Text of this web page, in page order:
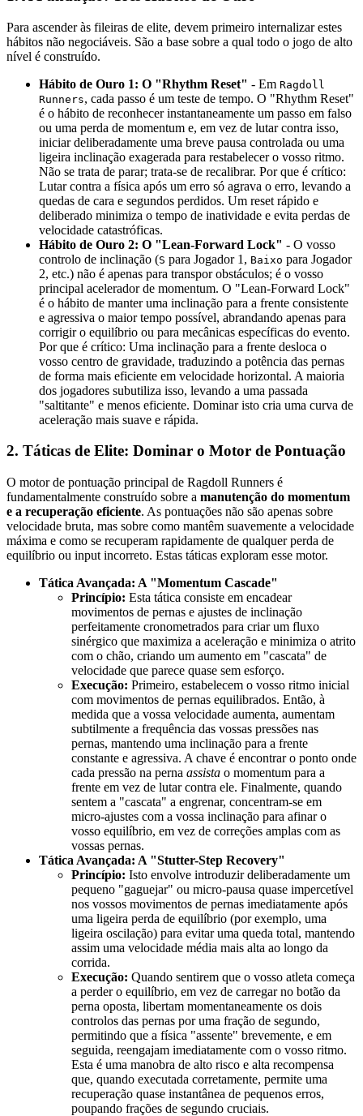
Para ascender às fileiras de elite, devem primeiro internalizar estes
hábitos não negociáveis. São a base sobre a qual todo o jogo de alto
nível é construído.
Hábito de Ouro 1: O "Rhythm Reset" - Em Ragdoll
Runners, cada passo é um teste de tempo. O "Rhythm Reset"
é o hábito de reconhecer instantaneamente um passo em falso
ou uma perda de momentum e, em vez de lutar contra isso,
iniciar deliberadamente uma breve pausa controlada ou uma
ligeira inclinação exagerada para restabelecer o vosso ritmo.
Não se trata de parar; trata-se de recalibrar. Por que é crítico:
Lutar contra a física após um erro só agrava o erro, levando a
quedas de cara e segundos perdidos. Um reset rápido e
deliberado minimiza o tempo de inatividade e evita perdas de
velocidade catastróficas.
Hábito de Ouro 2: O "Lean-Forward Lock" - O vosso
controlo de inclinação (S para Jogador 1, Baixo para Jogador
2, etc.) não é apenas para transpor obstáculos; é o vosso
principal acelerador de momentum. O "Lean-Forward Lock"
é o hábito de manter uma inclinação para a frente consistente
e agressiva o maior tempo possível, abrandando apenas para
corrigir o equilíbrio ou para mecânicas específicas do evento.
Por que é crítico: Uma inclinação para a frente desloca o
vosso centro de gravidade, traduzindo a potência das pernas
de forma mais eficiente em velocidade horizontal. A maioria
dos jogadores subutiliza isso, levando a uma passada
"saltitante" e menos eficiente. Dominar isto cria uma curva de
aceleração mais suave e rápida.
2. Táticas de Elite: Dominar o Motor de Pontuação
O motor de pontuação principal de Ragdoll Runners é
fundamentalmente construído sobre a manutenção do momentum
e a recuperação eficiente. As pontuações não são apenas sobre
velocidade bruta, mas sobre como mantêm suavemente a velocidade
máxima e como se recuperam rapidamente de qualquer perda de
equilíbrio ou input incorreto. Estas táticas exploram esse motor.
Tática Avançada: A "Momentum Cascade"
Princípio: Esta tática consiste em encadear
movimentos de pernas e ajustes de inclinação
perfeitamente cronometrados para criar um fluxo
sinérgico que maximiza a aceleração e minimiza o atrito
com o chão, criando um aumento em "cascata" de
velocidade que parece quase sem esforço.
Execução: Primeiro, estabelecem o vosso ritmo inicial
com movimentos de pernas equilibrados. Então, à
medida que a vossa velocidade aumenta, aumentam
subtilmente a frequência das vossas pressões nas
pernas, mantendo uma inclinação para a frente
constante e agressiva. A chave é encontrar o ponto onde
cada pressão na perna assista o momentum para a
frente em vez de lutar contra ele. Finalmente, quando
sentem a "cascata" a engrenar, concentram-se em
micro-ajustes com a vossa inclinação para afinar o
vosso equilíbrio, em vez de correções amplas com as
vossas pernas.
Tática Avançada: A "Stutter-Step Recovery"
Princípio: Isto envolve introduzir deliberadamente um
pequeno "gaguejar" ou micro-pausa quase impercetível
nos vossos movimentos de pernas imediatamente após
uma ligeira perda de equilíbrio (por exemplo, uma
ligeira oscilação) para evitar uma queda total, mantendo
assim uma velocidade média mais alta ao longo da
corrida.
Execução: Quando sentirem que o vosso atleta começa
a perder o equilíbrio, em vez de carregar no botão da
perna oposta, libertam momentaneamente os dois
controlos das pernas por uma fração de segundo,
permitindo que a física "assente" brevemente, e em
seguida, reengajam imediatamente com o vosso ritmo.
Esta é uma manobra de alto risco e alta recompensa
que, quando executada corretamente, permite uma
recuperação quase instantânea de pequenos erros,
poupando frações de segundo cruciais.